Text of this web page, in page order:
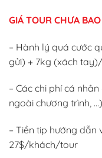
GIÁ TOUR CHƯA
– Hành lý quá cước
gửi) + 7kg (xách
– Các chi phí cá
ngoài chương trình, …)
– Tiền tip hướng dẫn
27$/khách/tour